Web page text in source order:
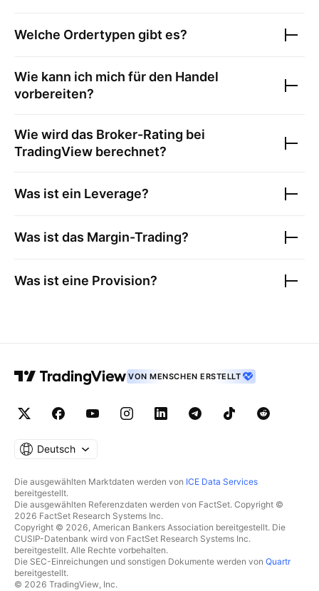
Welche Ordertypen gibt es?
Wie kann ich mich für den Handel
vorbereiten?
Wie wird das Broker-Rating bei
TradingView berechnet?
Was ist ein Leverage?
Was ist das Margin-Trading?
Was ist eine Provision?
VON MENSCHEN ERSTELLT
Deutsch
Die ausgewählten Marktdaten werden von ICE Data Services
bereitgestellt.
Die ausgewählten Referenzdaten werden von FactSet. Copyright ©
2026 FactSet Research Systems Inc.
Copyright © 2026, American Bankers Association bereitgestellt. Die
CUSIP-Datenbank wird von FactSet Research Systems Inc.
bereitgestellt. Alle Rechte vorbehalten.
Die SEC-Einreichungen und sonstigen Dokumente werden von Quartr
bereitgestellt.
© 2026 TradingView, Inc.